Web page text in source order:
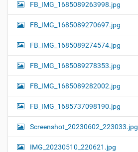
FB_IMG_1685089263998.jpg
FB_IMG_1685089270697.jpg
FB_IMG_1685089274574.jpg
FB_IMG_1685089278353.jpg
FB_IMG_1685089282002.jpg
FB_IMG_1685737098190.jpg
Screenshot_20230602_223033.jpg
IMG_20230510_220621.jpg